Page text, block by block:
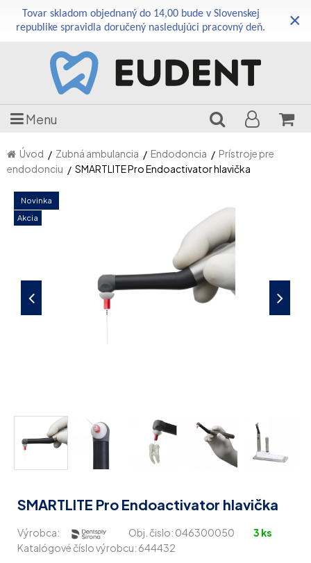
Tovar skladom objednaný do 14,00 bude v Slovenskej
republike spravidla doručený nasledujúci pracovný deň.
×
Menu
Úvod Zubná ambulancia Endodoncia
Prístroje pre
endodonciu
SMARTLITE Pro Endoactivator hlavička
Novinka
Akcia
SMARTLITE Pro Endoactivator hlavička
Výrobca: Obj. čislo: 046300050
3 ks
Katalógové číslo výrobcu: 644432